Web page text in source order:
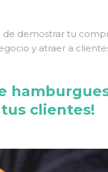
de demostrar tu
y atraer a
clientes!